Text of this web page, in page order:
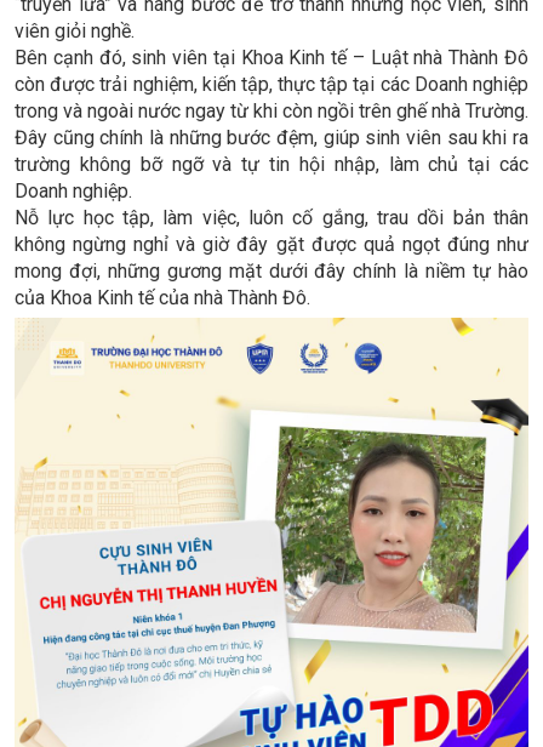
“truyền lửa” và nâng bước để trở thành những học viên, sinh
viên giỏi nghề.
Bên cạnh đó, sinh viên tại Khoa Kinh tế – Luật nhà Thành Đô
còn được trải nghiệm, kiến tập, thực tập tại các Doanh nghiệp
trong và ngoài nước ngay từ khi còn ngồi trên ghế nhà Trường.
Đây cũng chính là những bước đệm, giúp sinh viên sau khi ra
trường không bỡ ngỡ và tự tin hội nhập, làm chủ tại các
Doanh nghiệp.
Nỗ lực học tập, làm việc, luôn cố gắng, trau dồi bản thân
không ngừng nghỉ và giờ đây gặt được quả ngọt đúng như
mong đợi, những gương mặt dưới đây chính là niềm tự hào
của Khoa Kinh tế của nhà Thành Đô.